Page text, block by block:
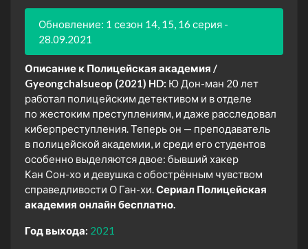
Обновление: 1 сезон 14, 15, 16 серия -
28.09.2021
Описание к Полицейская академия /
Gyeongchalsueop (2021) HD: Ю Дон-ман 20 лет
работал полицейским детективом и в отделе
по жестоким преступлениям, и даже расследовал
киберпреступления. Теперь он — преподаватель
в полицейской академии, и среди его студентов
особенно выделяются двое: бывший хакер
Кан Сон-хо и девушка с обострённым чувством
справедливости О Ган-хи. Сериал Полицейская
академия онлайн бесплатно.
Год выхода: 2021